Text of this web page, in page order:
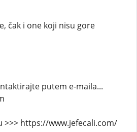
čak i one koji nisu gore
putem e-maila...
>>> https://www.jefecali.com/